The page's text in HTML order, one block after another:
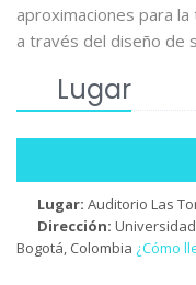
aproximaciones para
a través del diseño de
Lugar
Lugar:Auditorio Las
Dirección:
Bogotá, Colombia ¿Cómo